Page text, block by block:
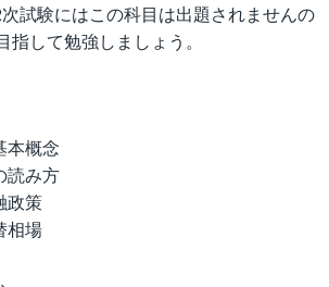
試験にはこの科目は出題されませんの
して勉強しましょう。
本概念
読み方
政策
相場